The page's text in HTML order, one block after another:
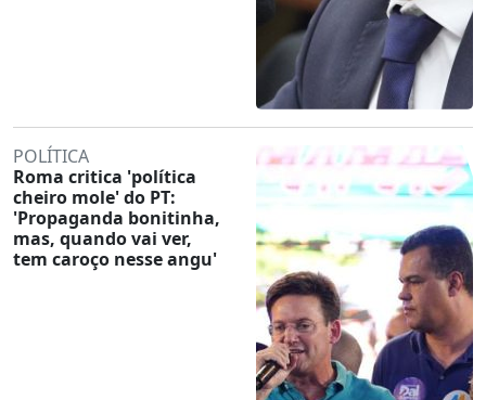
POLÍTICA
Roma critica 'política
cheiro mole' do PT:
'Propaganda bonitinha,
mas, quando vai ver,
tem caroço nesse angu'